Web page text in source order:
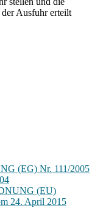
Ausfuhr erteilt
(EG) Nr. 111/2005
(EU)
24. April 2015